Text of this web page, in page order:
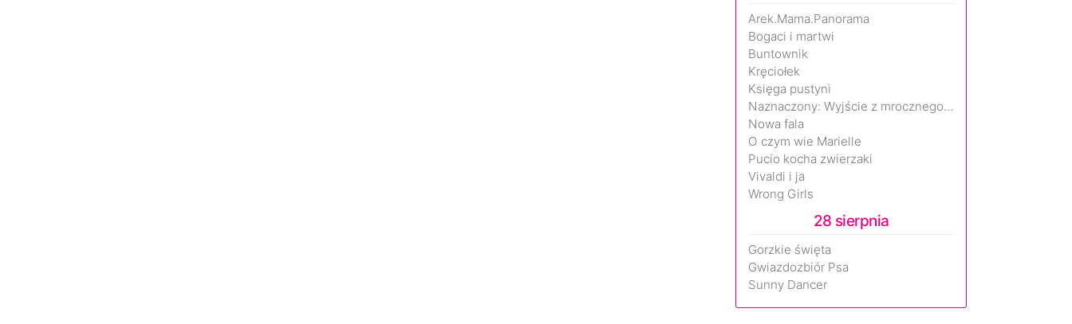
Arek.Mama.Panorama
Bogaci i martwi
Buntownik
Kręciołek
Księga pustyni
Naznaczony: Wyjście z mrocznego wymiaru
Nowa fala
O czym wie Marielle
Pucio kocha zwierzaki
Vivaldi i ja
Wrong Girls
28 sierpnia
Gorzkie święta
Gwiazdozbiór Psa
Sunny Dancer